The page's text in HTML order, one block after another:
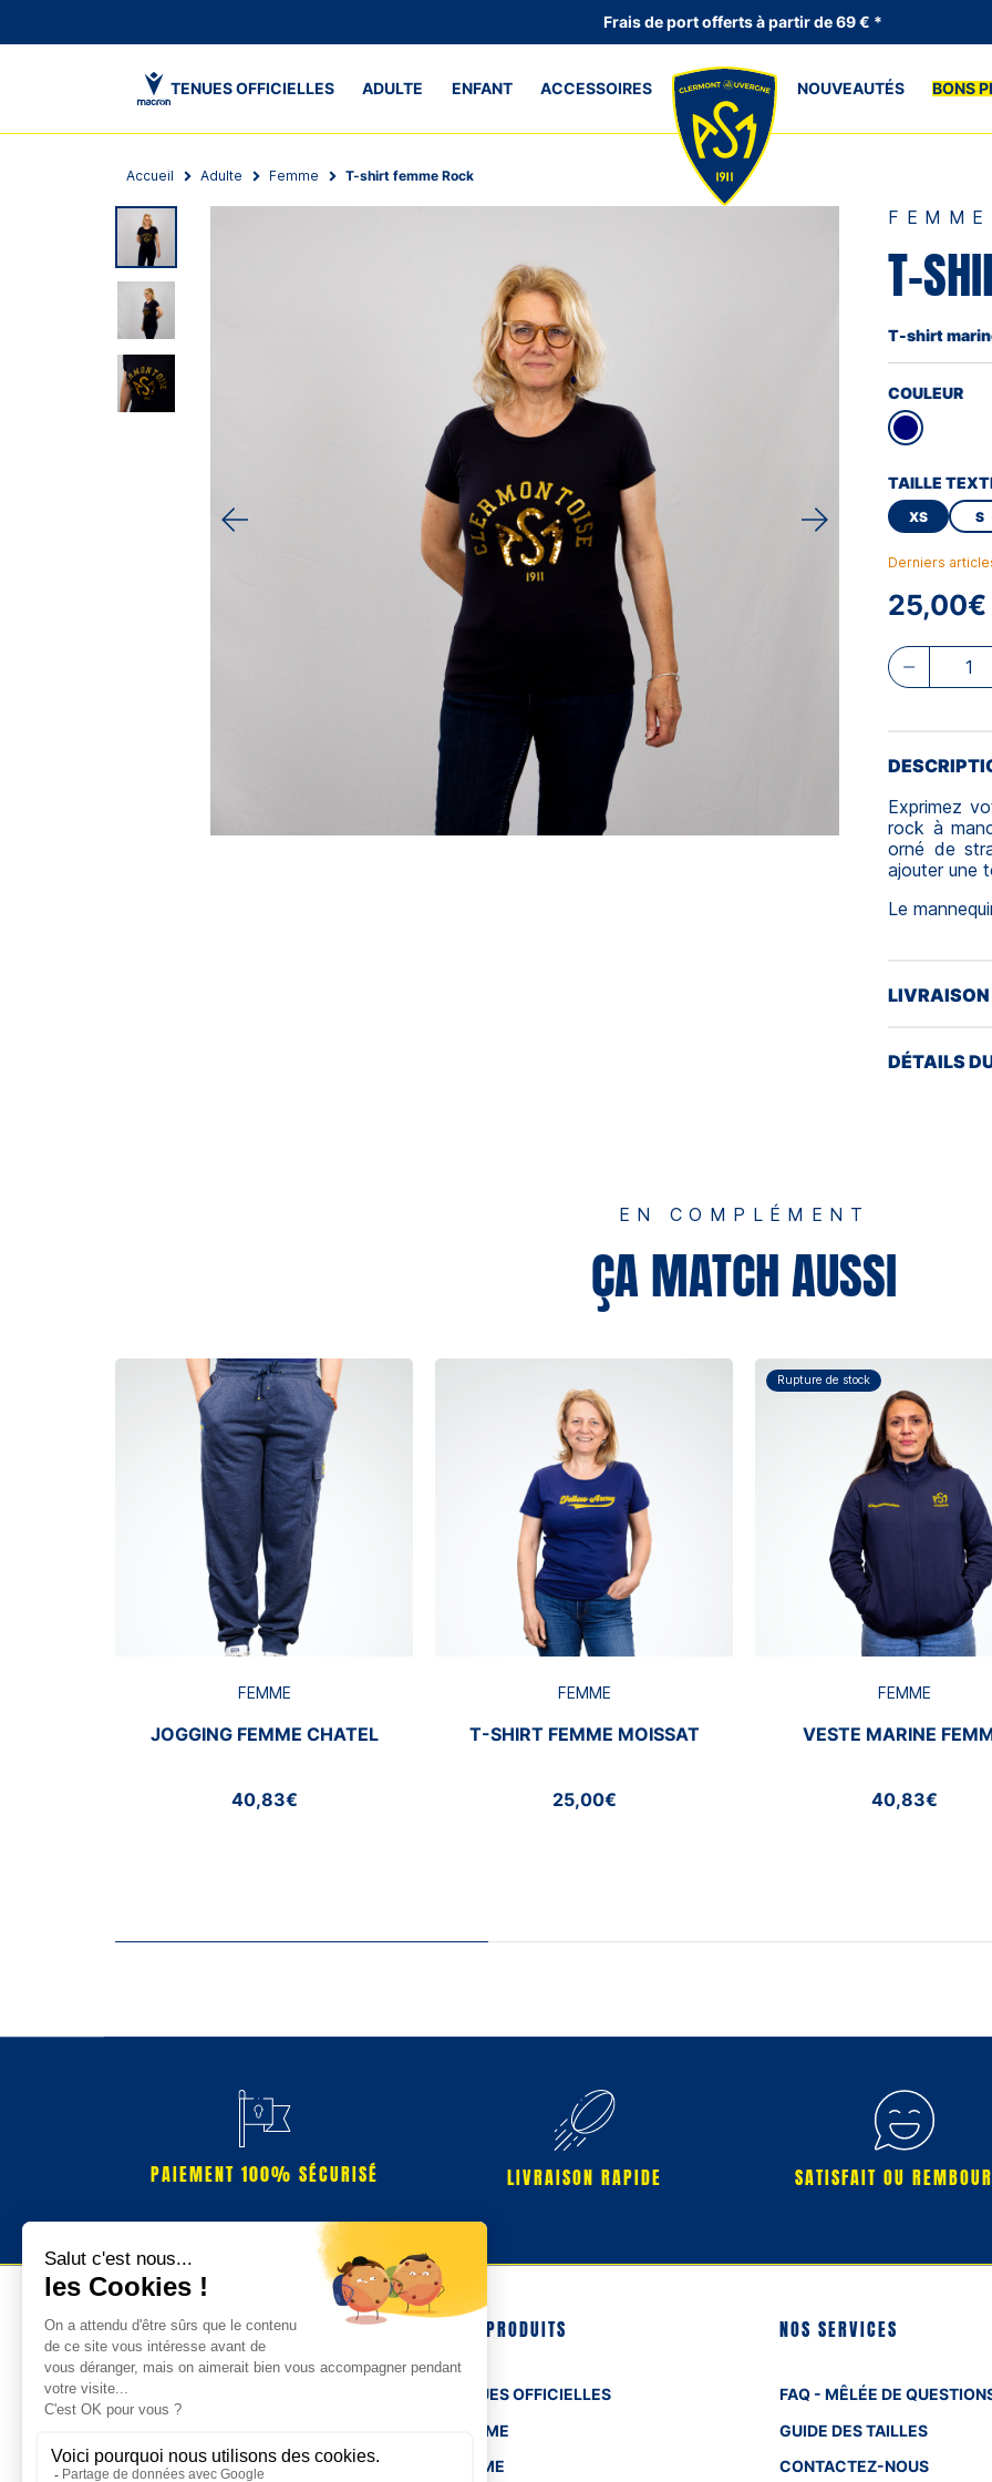
Frais de port offerts à partir de 69 € *
TENUES OFFICIELLES ADULTE ENFANT ACCESSOIRES NOUVEAUTÉS BONS
Accueil Adulte Femme T-shirt femme Rock
FEMME
T-
T-shirt
COULEUR
TAILLE
XS S
Derniers
25,00€
Exprimez
rock à
orné de
ajouter une
Le
LIVRAISON
DÉTAILS
EN COMPLÉMENT
ÇA MATCH AUSSI
FEMME
JOGGING FEMME CHATEL
40,83€
FEMME
T-SHIRT FEMME MOISSAT
25,00€
Rupture de stock
FEMME
VESTE MARINE
40,83€
PAIEMENT 100% SÉCURISÉ LIVRAISON RAPIDE SATISFAIT OU
NOS PRODUITS
TENUES OFFICIELLES
HOMME
FEMME
NOS SERVICES
FAQ - MÊLÉE DE
GUIDE DES TAILLES
CONTACTEZ-NOUS